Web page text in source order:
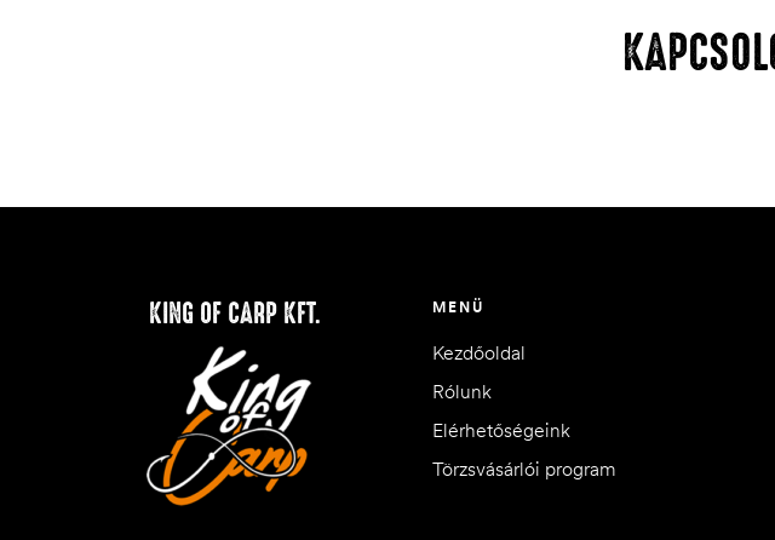
KING OF CARP KFT. MENÜ
Kezdőoldal
Rólunk
Elérhetőségeink
Törzsvásárlói program